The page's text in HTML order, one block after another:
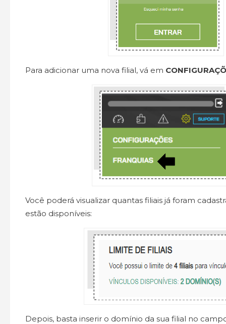
Para adicionar uma nova filial, vá em
Você poderá visualizar quantas filiais já foram
estão disponíveis:
Depois, basta inserir o domínio da sua filial no